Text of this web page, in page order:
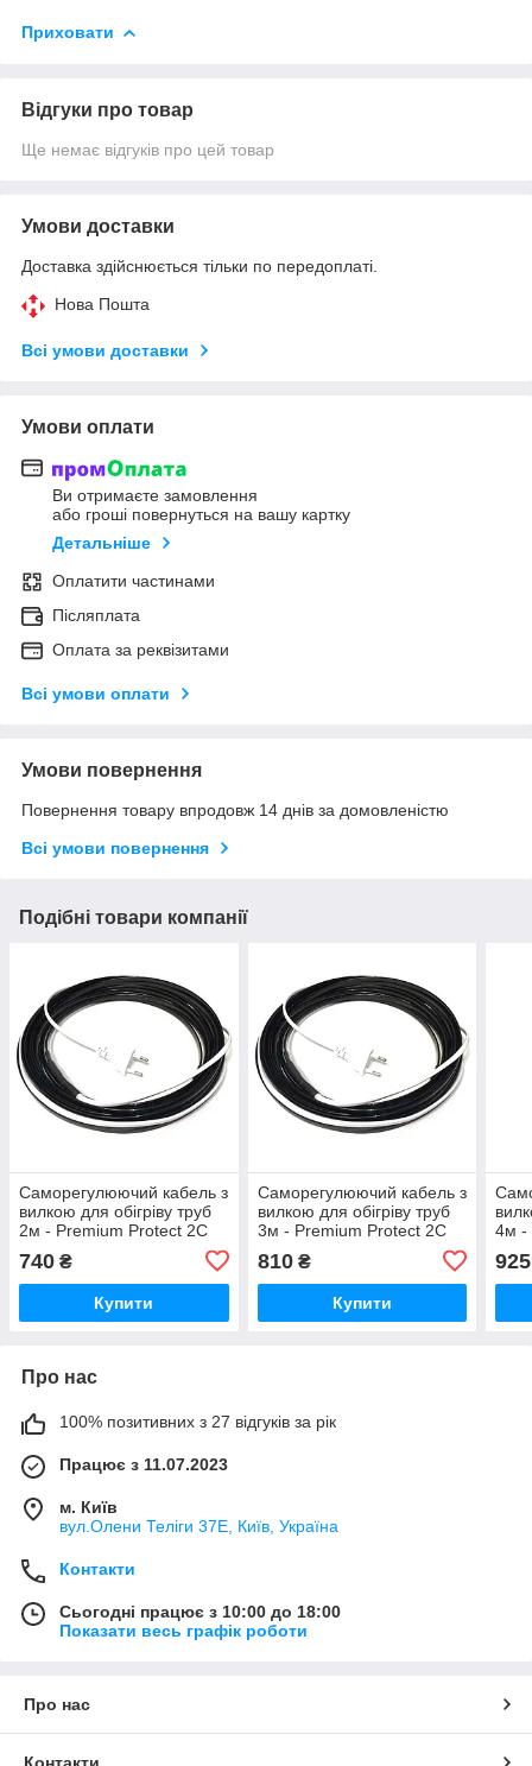
Приховати
Відгуки про товар
Ще немає відгуків про цей товар
Умови доставки
Доставка здійснюється тільки по передоплаті.
Нова Пошта
Всі умови доставки
Умови оплати
Ви отримаєте замовлення
або гроші повернуться на вашу картку
Детальніше
Оплатити частинами
Післяплата
Оплата за реквізитами
Всі умови оплати
Умови повернення
Повернення товару впродовж 14 днів за домовленістю
Всі умови повернення
Подібні товари компанії
Саморегулюючий кабель з
вилкою для обігріву труб
2м - Premium Protect 2C
740 ₴
Купити
Саморегулюючий кабель з
вилкою для обігріву труб
3м - Premium Protect 2C
810₴
Купити
4м -
925
Про нас
100% позитивних з 27 відгуків за рік
Працює з 11.07.2023
м. Київ
вул.Олени Теліги 37Е, Київ, Україна
Контакти
Сьогодні працює з 10:00 до 18:00
Показати весь графік роботи
Про нас